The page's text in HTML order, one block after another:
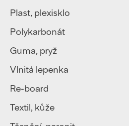
Plast, plexisklo
Polykarbonát
Guma, pryž
Vlnitá lepenka
Re-board
Textil, kůže